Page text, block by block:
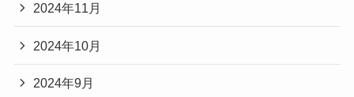
2024年11月
2024年10月
2024年9月